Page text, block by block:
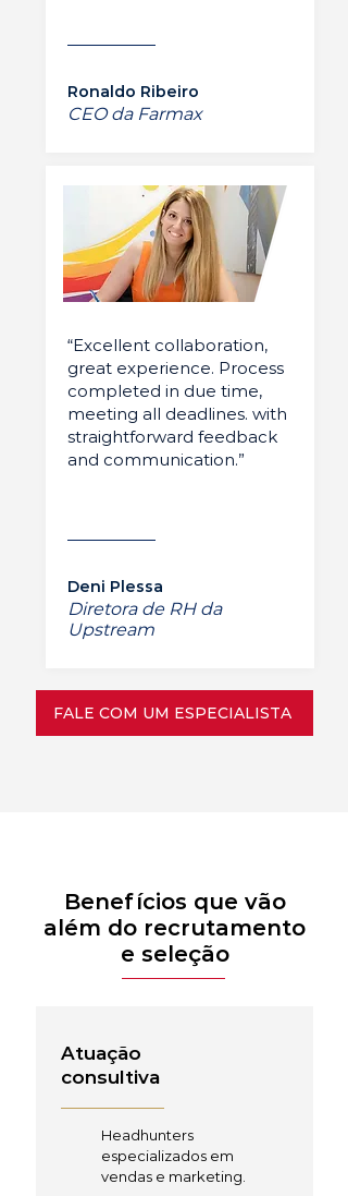
Ronaldo Ribeiro
CEO da Farmax
“Excellent collaboration,
great experience. Process
completed in due time,
meeting all deadlines. with
straightforward feedback
and communication.”
Deni Plessa
Diretora de RH da
Upstream
FALE COM UM ESPECIALISTA
Benefícios que vão
além do recrutamento
e seleção
Atuação
consultiva
Headhunters
especializados em
vendas e marketing.